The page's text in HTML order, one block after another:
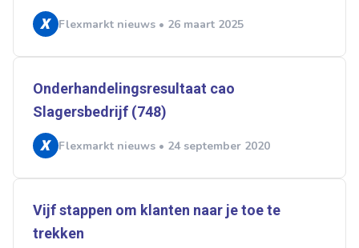
Flexmarkt nieuws • 26 maart 2025
Onderhandelingsresultaat cao
Slagersbedrijf (748)
Flexmarkt nieuws • 24 september 2020
Vijf stappen om klanten naar je toe te
trekken